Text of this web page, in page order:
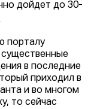
дойдет до 30-
порталу
в последние
приходил в
и во многом
то сейчас